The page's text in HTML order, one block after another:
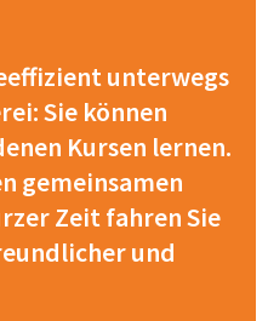
unterwegs
Sie können
Kursen lernen.
gemeinsamen
Zeit fahren Sie
und